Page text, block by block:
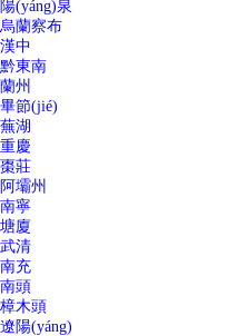
陽(yáng)泉
烏蘭察布
漢中
黔東南
蘭州
畢節(jié)
蕪湖
重慶
棗莊
阿壩州
南寧
塘廈
武清
南充
南頭
樟木頭
遼陽(yáng)